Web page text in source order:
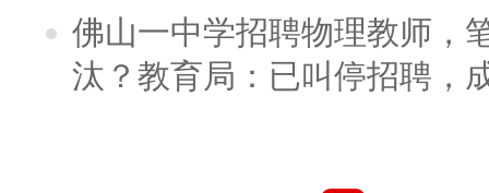
佛山一中学招聘物理教师，
汰？教育局：已叫停招聘，